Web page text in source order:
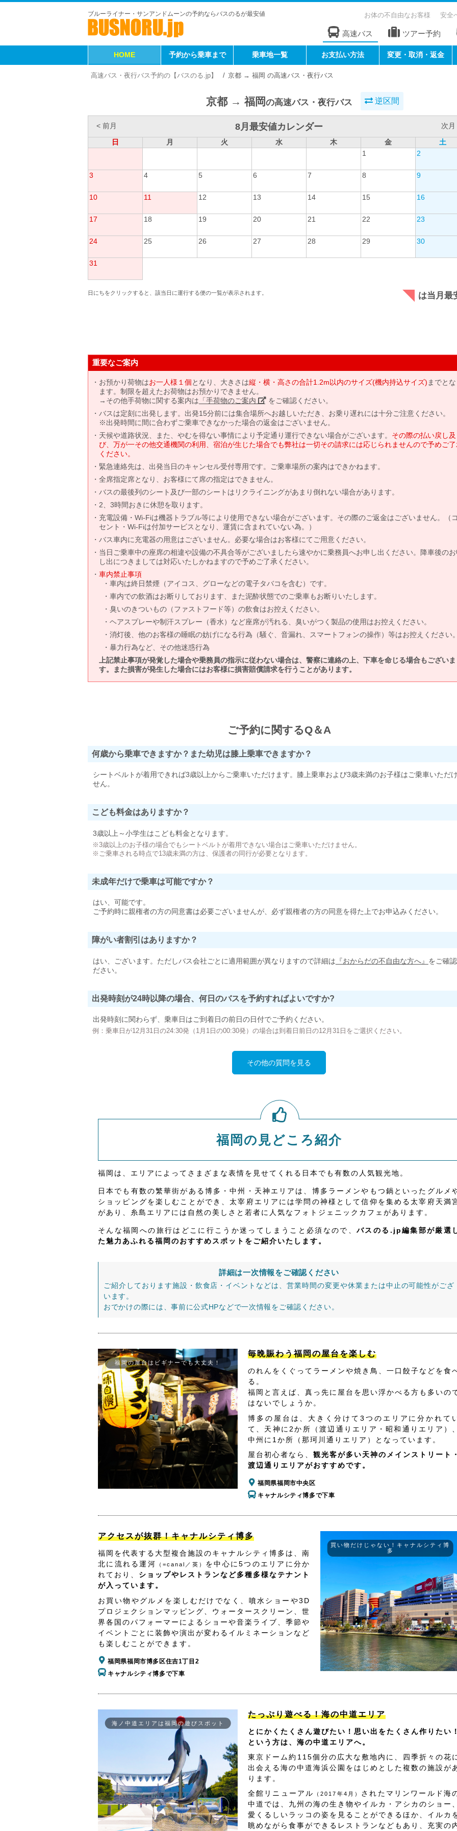
ブルーライナー・サンアンドムーンの予約ならバスのるが最安値 お体の不自由なお客様 安全
高速バス ツアー予約
HOME 予約から乗車まで 乗車地一覧 お支払い方法 変更・取消・返金
高速バス・夜行バス予約の【バスのる.jp】 京都 → 福岡 の高速バス・夜行バス
京都 → 福岡の高速バス・夜行バス 逆区間
< 前月 8月最安値カレンダー
次月
日
月 火 水 木 金
土
1
2
3 4 5 6 7 8 9
10 11 12 13 14 15 16
17 18 19 20 21 22 23
24 25 26 27 28 29 30
31
日にちをクリックすると、該当日に運行する便の一覧が表示されます。 は当月最
重要なご案内
お預かり荷物はお一人様１個となり、大きさは縦・横・高さの合計1.2m以内のサイズ(機内持込サイズ) までと
ます。制限を超えたお荷物はお預かりできません。
→その他手荷物に関する案内は 「手荷物のご案内」 をご確認ください。
バスは定刻に出発します。出発15分前には集合場所へお越しいただき、お乗り遅れには十分ご注意ください。
※出発時間に間に合わずご乗車できなかった場合の返金はございません。
天候や道路状況、また、やむを得ない事情により予定通り運行できない場合がございます。 その際の払い戻し及
び、万が一その他交通機関の利用、宿泊が生じた場合でも弊社は一切その請求には応じられませんので予めご
ください。
緊急連絡先は、出発当日のキャンセル受付専用です。ご乗車場所の案内はできかねます。
全席指定席となり、お客様にて席の指定はできません。
バスの最後列のシート及び一部のシートはリクライニングがあまり倒れない場合があります。
2、3時間おきに休憩を取ります。
充電設備・Wi-Fiは機器トラブル等により使用できない場合がございます。その際のご返金はございません。（
セント・Wi-Fiは付加サービスとなり、運賃に含まれていない為。）
バス車内に充電器の用意はございません。必要な場合はお客様にてご用意ください。
当日ご乗車中の座席の相違や設備の不具合等がございましたら速やかに乗務員へお申し出ください。降車後の
し出につきましては対応いたしかねますので予めご了承ください。
車内禁止事項
車内は終日禁煙（アイコス、グローなどの電子タバコを含む）です。
車内での飲酒はお断りしております、また泥酔状態でのご乗車もお断りいたします。
臭いのきついもの（ファストフード等）の飲食はお控えください。
ヘアスプレーや制汗スプレー（香水）など座席が汚れる、臭いがつく製品の使用はお控えください。
消灯後、他のお客様の睡眠の妨げになる行為（騒ぐ、音漏れ、スマートフォンの操作）等はお控えください
暴力行為など、その他迷惑行為
上記禁止事項が発覚した場合や乗務員の指示に従わない場合は、警察に連絡の上、下車を命じる場合もございま
す。また損害が発生した場合にはお客様に損害賠償請求を行うことがあります。
ご予約に関するQ＆A
何歳から乗車できますか？また幼児は膝上乗車できますか？
シートベルトが着用できれば3歳以上からご乗車いただけます。膝上乗車および3歳未満のお子様はご乗車いただ
せん。
こども料金はありますか？
3歳以上～小学生はこども料金となります。
※3歳以上のお子様の場合でもシートベルトが着用できない場合はご乗車いただけません。
※ご乗車される時点で13歳未満の方は、保護者の同行が必要となります。
未成年だけで乗車は可能ですか？
はい、可能です。
ご予約時に親権者の方の同意書は必要ございませんが、必ず親権者の方の同意を得た上でお申込みください。
障がい者割引はありますか？
はい、ございます。ただしバス会社ごとに適用範囲が異なりますので詳細は 『おからだの不自由な方へ』 をご確
ださい。
出発時刻が24時以降の場合、何日のバスを予約すればよいですか?
出発時刻に関わらず、乗車日はご到着日の前日の日付でご予約ください。
例：乗車日が12月31日の24:30発（1月1日の00:30発）の場合は到着日前日の12月31日をご選択ください。
その他の質問を見る
福岡の見どころ紹介
福岡は、エリアによってさまざまな表情を見せてくれる日本でも有数の人気観光地。
日本でも有数の繁華街がある博多・中州・天神エリアは、博多ラーメンやもつ鍋といったグルメ
ショッピングを楽しむことができ、太宰府エリアには学問の神様として信仰を集める太宰府天満
があり、糸島エリアには自然の美しさと若者に人気なフォトジェニックカフェがあります。
そんな福岡への旅行はどこに行こうか迷ってしまうこと必須なので、バスのる.jp編集部が厳選
た魅力あふれる福岡のおすすめスポットをご紹介いたします。
詳細は一次情報をご確認ください
ご紹介しております施設・飲食店・イベントなどは、営業時間の変更や休業または中止の可能性がござ
います。
おでかけの際には、事前に公式HPなどで一次情報をご確認ください。
福岡の屋台はビギナーでも大丈夫！
毎晩賑わう福岡の屋台を楽しむ
のれんをくぐってラーメンや焼き鳥、一口餃子などを食
る。
福岡と言えば、真っ先に屋台を思い浮かべる方も多いの
はないでしょうか。
博多の屋台は、大きく分けて3つのエリアに分かれて
て、天神に2か所（渡辺通りエリア・昭和通りエリア）
中州に1か所（那珂川通りエリア）となっています。
屋台初心者なら、 観光客が多い天神のメインストリート
渡辺通りエリアがおすすめです。
福岡県福岡市中央区
キャナルシティ博多で下車
アクセスが抜群！キャナルシティ博多
福岡を代表する大型複合施設のキャナルシティ博多は、南
北に流れる運河
（=canal／英） を中心に5つのエリアに分か
れており、 ショップやレストランなど多種多様なテナント
が入っています。
お買い物やグルメを楽しむだけでなく、噴水ショーや3D
プロジェクションマッピング、ウォータースクリーン、世
界各国のパフォーマーによるショーや音楽ライブ、季節や
イベントごとに装飾や演出が変わるイルミネーションなど
も楽しむことができます。
福岡県福岡市博多区住吉1丁目2
キャナルシティ博多で下車
買い物だけじゃない！キャナルシティ博
多
海ノ中道エリアは福岡の遊びスポット
たっぷり遊べる！海の中道エリア
とにかくたくさん遊びたい！思い出をたくさん作りたい
という方は、海の中道エリアへ。
東京ドーム約115個分の広大な敷地内に、四季折々の花
出会える海の中道海浜公園をはじめとした複数の施設が
ります。
全館リニューアル
（2017年4月） されたマリンワールド海
中道では、九州の海の生き物やイルカ・アシカのショー
愛くるしいラッコの姿を見ることができるほか、イルカ
眺めながら食事ができるレストランなどもあり、充実の